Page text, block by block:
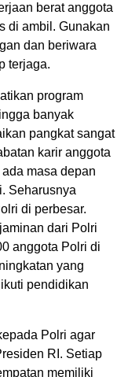
berat anggota
di ambil. Gunakan
dan beriwara
terjaga.
program
banyak
pangkat sangat
karir anggota
masa depan
Seharusnya
di perbesar.
dari Polri
anggota Polri di
yang
pendidikan
Polri agar
RI. Setiap
memiliki